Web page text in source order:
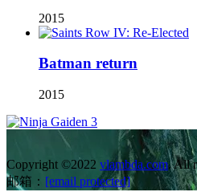
2015
Batman return
2015
Copyright ©2022 vlambda.com. All
邮箱： [email protected]